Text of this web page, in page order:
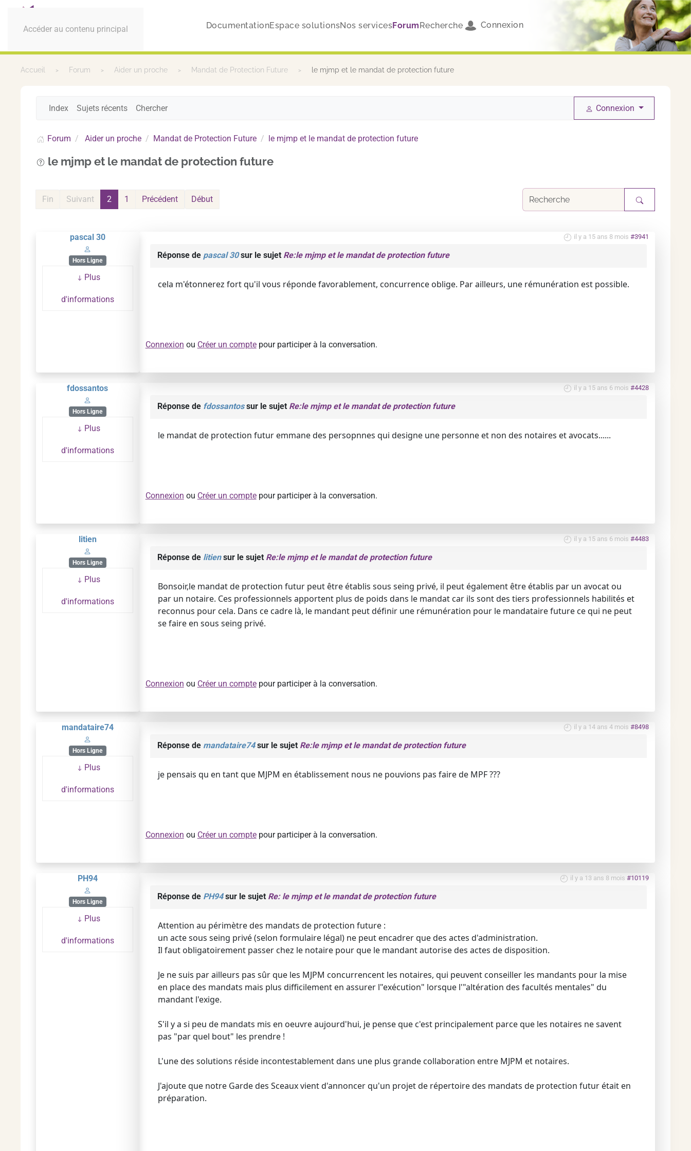
Accéder au contenu principal DocumentationEspace solutionsNos servicesForumRecherche Connexion
Accueil Forum Aider un proche Mandat de Protection Future le mjmp et le mandat de protection future
Index Sujets récents Chercher Connexion
Forum Aider un proche Mandat de Protection Future le mjmp et le mandat de protection future
le mjmp et le mandat de protection future
Début
Précédent
1
2
Suivant
Fin
pascal 30
Hors Ligne
Plus
d'informations
il y a 15 ans 8 mois #3941
Réponse de pascal 30sur le sujet Re:le mjmp et le mandat de protection future
cela m'étonnerez fort qu'il vous réponde favorablement, concurrence oblige. Par ailleurs, une rémunération est possible.
Connexion ou Créer un comptepour participer à la conversation.
fdossantos
Hors Ligne
Plus
d'informations
il y a 15 ans 6 mois #4428
Réponse de fdossantossur le sujet Re:le mjmp et le mandat de protection future
le mandat de protection futur emmane des persopnnes qui designe une personne et non des notaires et avocats......
Connexion ou Créer un comptepour participer à la conversation.
litien
Hors Ligne
Plus
d'informations
il y a 15 ans 6 mois #4483
Réponse de litiensur le sujet Re:le mjmp et le mandat de protection future
Bonsoir,le mandat de protection futur peut être établis sous seing privé, il peut également être établis par un avocat ou
par un notaire. Ces professionnels apportent plus de poids dans le mandat car ils sont des tiers professionnels habilités et
reconnus pour cela. Dans ce cadre là, le mandant peut définir une rémunération pour le mandataire future ce qui ne peut
se faire en sous seing privé.
Connexion ou Créer un comptepour participer à la conversation.
mandataire74
Hors Ligne
Plus
d'informations
il y a 14 ans 4 mois #8498
Réponse de mandataire74sur le sujet Re:le mjmp et le mandat de protection future
je pensais qu en tant que MJPM en établissement nous ne pouvions pas faire de MPF ???
Connexion ou Créer un comptepour participer à la conversation.
PH94
Hors Ligne
Plus
d'informations
il y a 13 ans 8 mois #10119
Réponse de PH94sur le sujet Re: le mjmp et le mandat de protection future
Attention au périmètre des mandats de protection future :
un acte sous seing privé (selon formulaire légal) ne peut encadrer que des actes d'administration.
Il faut obligatoirement passer chez le notaire pour que le mandant autorise des actes de disposition.
Je ne suis par ailleurs pas sûr que les MJPM concurrencent les notaires, qui peuvent conseiller les mandants pour la mise
en place des mandats mais plus difficilement en assurer l"exécution" lorsque l'"altération des facultés mentales" du
mandant l'exige.
S'il y a si peu de mandats mis en oeuvre aujourd'hui, je pense que c'est principalement parce que les notaires ne savent
pas "par quel bout" les prendre !
L'une des solutions réside incontestablement dans une plus grande collaboration entre MJPM et notaires.
J'ajoute que notre Garde des Sceaux vient d'annoncer qu'un projet de répertoire des mandats de protection futur était en
préparation.